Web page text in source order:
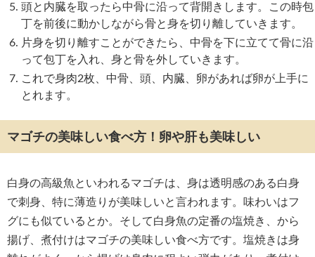
頭と内臓を取ったら中骨に沿って背開きします。この時包
丁を前後に動かしながら骨と身を切り離していきます。
片身を切り離すことができたら、中骨を下に立てて骨に沿
って包丁を入れ、身と骨を外していきます。
これで身肉2枚、中骨、頭、内臓、卵があれば卵が上手に
とれます。
マゴチの美味しい食べ方！卵や肝も美味しい
白身の高級魚といわれるマゴチは、身は透明感のある白身
で刺身、特に薄造りが美味しいと言われます。味わいはフ
グにも似ているとか。そして白身魚の定番の塩焼き、から
揚げ、煮付けはマゴチの美味しい食べ方です。塩焼きは身